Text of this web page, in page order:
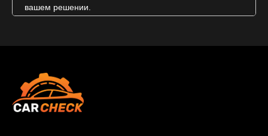
вашем решении.
внешний вид соответствует техническому состоянию.
Покупая подержанный автомобиль, вы рискуете
наткнуться на автомобиль, который имеет скрытые